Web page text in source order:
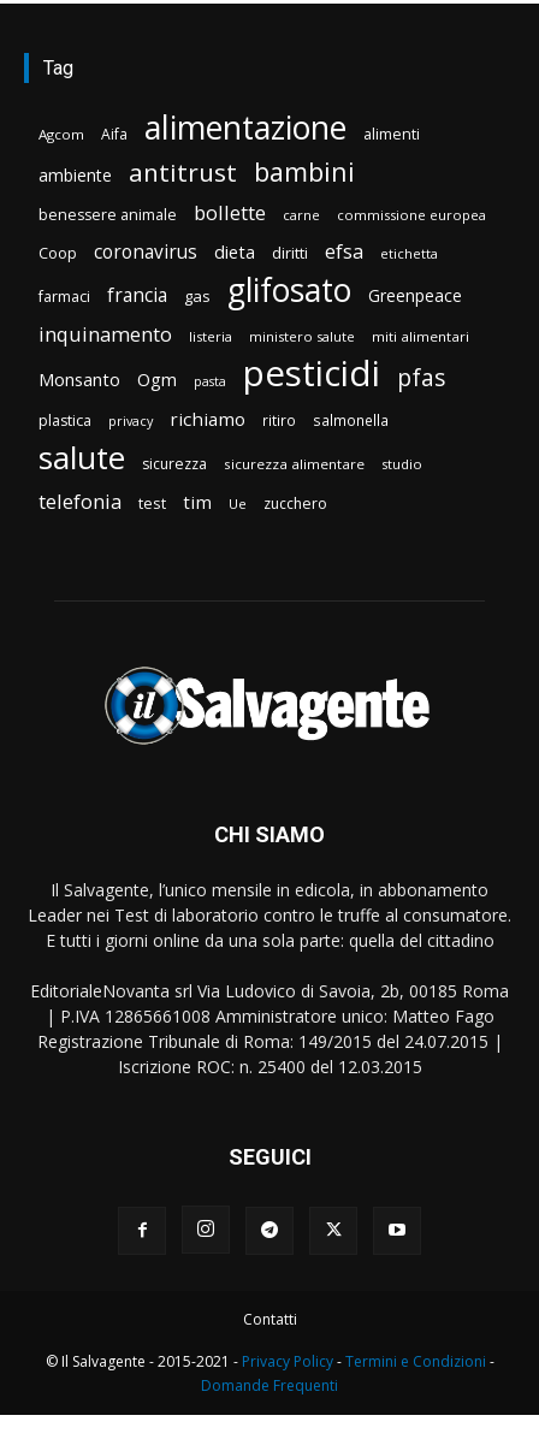
Tag
Agcom Aifa alimentazione alimenti
ambiente antitrust bambini
benessere animale bollette carne commissione europea
Coop coronavirus dieta diritti efsa etichetta
farmaci francia gas glifosato Greenpeace
inquinamento listeria ministero salute miti alimentari
Monsanto Ogm pasta pesticidi pfas
plastica privacy richiamo ritiro salmonella
salute sicurezza sicurezza alimentare studio
telefonia test tim Ue zucchero
CHI SIAMO
Il Salvagente, l’unico mensile in edicola, in abbonamento
Leader nei Test di laboratorio contro le truffe al consumatore.
E tutti i giorni online da una sola parte: quella del cittadino
EditorialeNovanta srl Via Ludovico di Savoia, 2b, 00185 Roma
| P.IVA 12865661008 Amministratore unico: Matteo Fago
Registrazione Tribunale di Roma: 149/2015 del 24.07.2015 |
Iscrizione ROC: n. 25400 del 12.03.2015
SEGUICI
Contatti
© Il Salvagente - 2015-2021 - Privacy Policy-Termini e Condizioni -
Domande Frequenti